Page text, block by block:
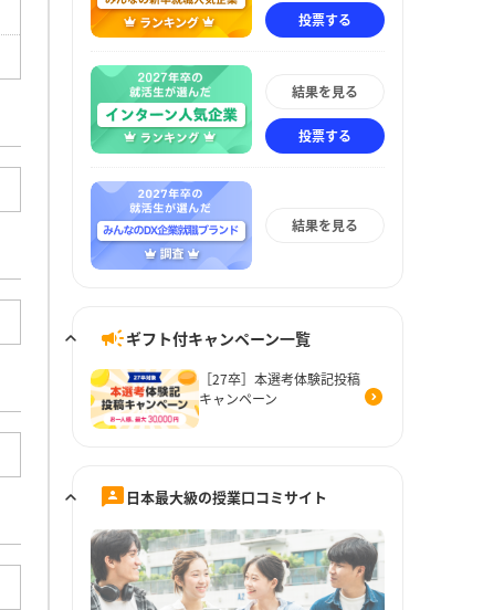
投票する
結果を見る
投票する
結果を見る
ギフト付キャンペーン一覧
［27卒］本選考体験記投稿
キャンペーン
日本最大級の授業口コミサイト